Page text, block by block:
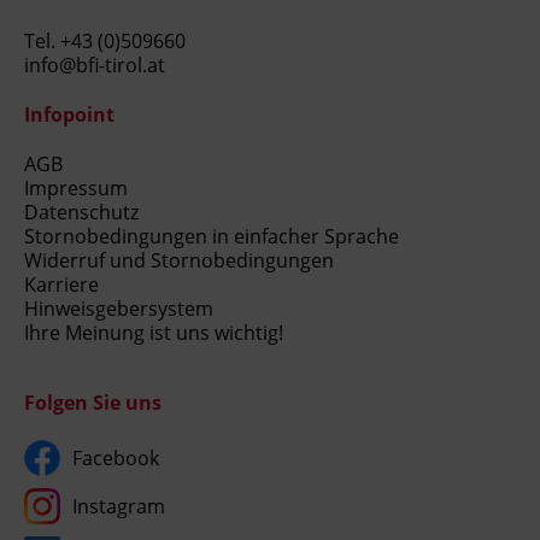
Storytelling und kreative Vermittlung
von Lerninhalten
Trainingspsychologie
Diversitätsaspekte
Gestaltung und Moderation von Online-
Trainings
Trainingsgestaltung
Kommunikationsmodelle und
Systemische Fragetechniken und
Steuerung von Lern- und
Gruppendynamik und Gruppenphasen
Tel. +43 (0)509660
info@bfi-tirol.at
Infopoint
AGB
Impressum
Datenschutz
Stornobedingungen in einfacher Sprache
Widerruf und Stornobedingungen
Karriere
Hinweisgebersystem
Ihre Meinung ist uns wichtig!
Folgen Sie uns
Facebook
Instagram